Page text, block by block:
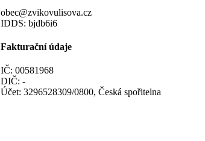
obec@zvikovulisova.cz
IDDS: bjdb6i6
Fakturační údaje
IČ: 00581968
DIČ: -
Účet: 3296528309/0800, Česká spořitelna